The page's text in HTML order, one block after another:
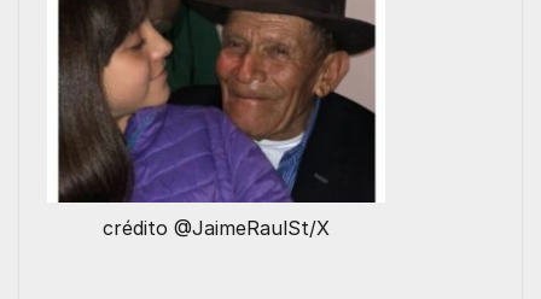
crédito @JaimeRaulSt/X